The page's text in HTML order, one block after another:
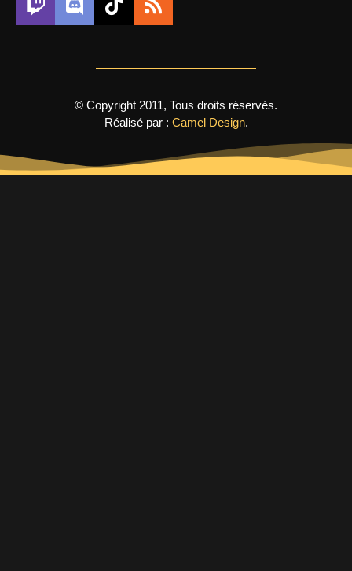
© Copyright 2011, Tous droits réservés.
Réalisé par : Camel Design.